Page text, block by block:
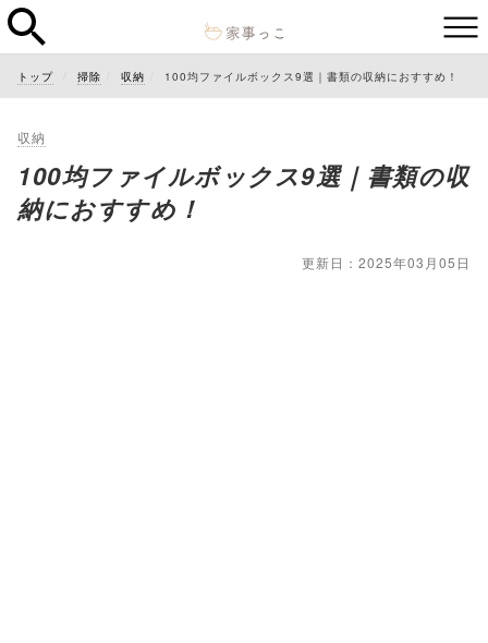
トップ 掃除 収納 100均ファイルボックス9選｜書類の収納におすすめ！
収納
100均ファイルボックス9選｜書類の収
納におすすめ！
更新日：2025年03月05日